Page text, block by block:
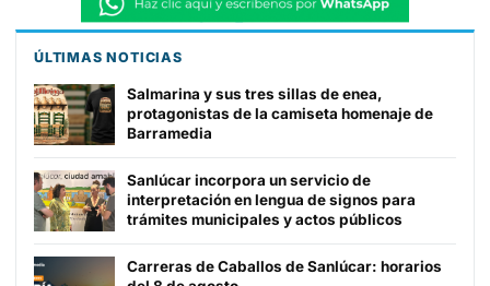
ÚLTIMAS NOTICIAS
Salmarina y sus tres sillas de enea,
protagonistas de la camiseta homenaje de
Barramedia
Sanlúcar incorpora un servicio de
interpretación en lengua de signos para
trámites municipales y actos públicos
Carreras de Caballos de Sanlúcar: horarios